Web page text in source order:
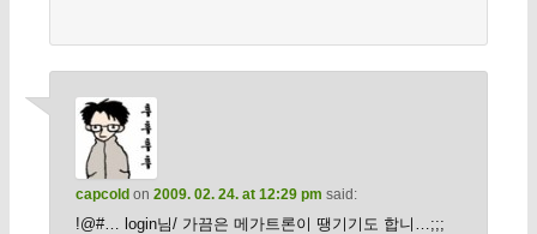
capcoldon 2009. 02. 24. at 12:29 pm said:
!@#… login님/ 가끔은 메가트론이 땡기기도 합니…;;;